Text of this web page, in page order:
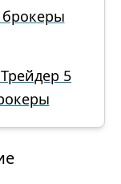
брокеры
5